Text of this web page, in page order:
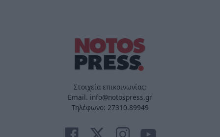
Στοιχεία επικοινωνίας:
Email. info@notospress.gr
Τηλέφωνο: 27310.89949